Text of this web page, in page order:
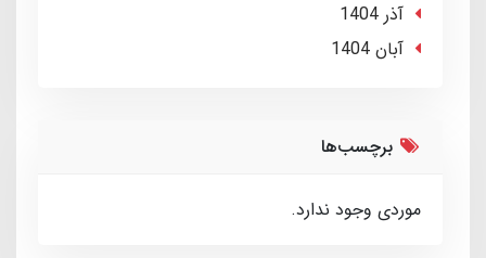
آذر 1404
آبان 1404
برچسب‌ها
موردی وجود ندارد.